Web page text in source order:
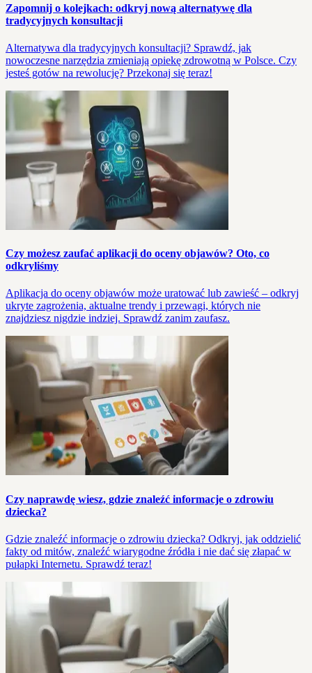
Zapomnij o kolejkach: odkryj nową alternatywę dla
tradycyjnych konsultacji
Alternatywa dla tradycyjnych konsultacji? Sprawdź, jak
nowoczesne narzędzia zmieniają opiekę zdrowotną w Polsce. Czy
jesteś gotów na rewolucję? Przekonaj się teraz!
Czy możesz zaufać aplikacji do oceny objawów? Oto, co
odkryliśmy
Aplikacja do oceny objawów może uratować lub zawieść – odkryj
ukryte zagrożenia, aktualne trendy i przewagi, których nie
znajdziesz nigdzie indziej. Sprawdź zanim zaufasz.
Czy naprawdę wiesz, gdzie znaleźć informacje o zdrowiu
dziecka?
Gdzie znaleźć informacje o zdrowiu dziecka? Odkryj, jak oddzielić
fakty od mitów, znaleźć wiarygodne źródła i nie dać się złapać w
pułapki Internetu. Sprawdź teraz!